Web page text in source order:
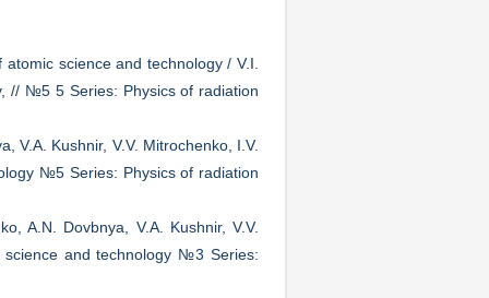
science and technology / V.I.
// №5 5 Series: Physics of radiation
V.A. Kushnir, V.V. Mitrochenko, I.V.
№5 Series: Physics of radiation
A.N. Dovbnya, V.A. Kushnir, V.V.
science and technology №3 Series: